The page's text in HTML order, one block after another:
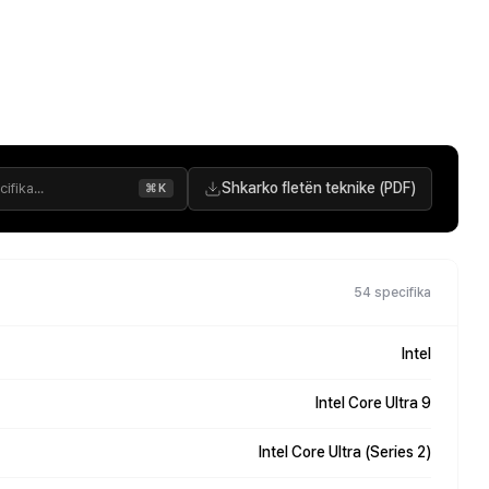
⌘K Shkarko fletën teknike (PDF)
54 specifika
Intel
Intel Core Ultra 9
Intel Core Ultra (Series 2)